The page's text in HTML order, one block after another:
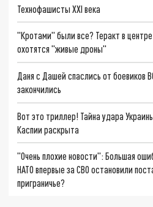
Технофашисты XXI века
"Кротами" были все? Теракт в
охотятся "живые дроны"
Даня с Дашей спаслись от боевиков
закончились
Вот это триллер! Тайна удара
Каспии раскрыта
"Очень плохие новости": Большая
НАТО впервые за СВО остановили
приграничье?